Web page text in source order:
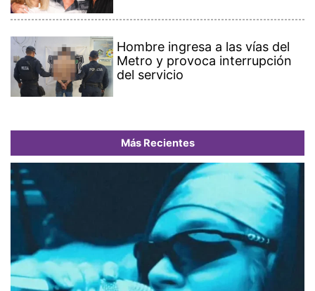
Hombre ingresa a las vías del
Metro y provoca interrupción
del servicio
Más Recientes